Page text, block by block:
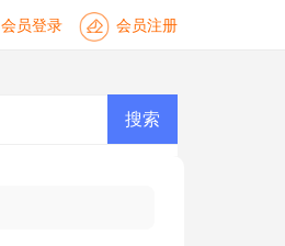
会员登录 会员注册